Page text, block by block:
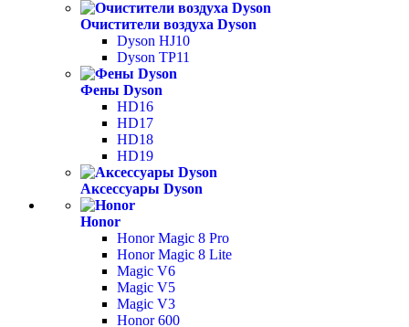
Очистители воздуха Dyson
Dyson HJ10
Dyson TP11
Фены Dyson
HD16
HD17
HD18
HD19
Аксессуары Dyson
Honor
Honor Magic 8 Pro
Honor Magic 8 Lite
Magic V6
Magic V5
Magic V3
Honor 600